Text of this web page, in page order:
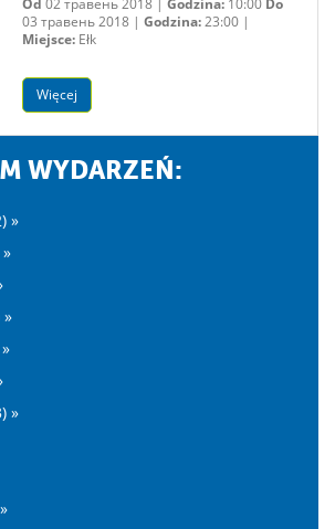
Od 02 травень 2018 | Godzina:10:00 Do
03 травень 2018 | Godzina:23:00 |
Miejsce:Ełk
Więcej
WYDARZEŃ:
»
»
»